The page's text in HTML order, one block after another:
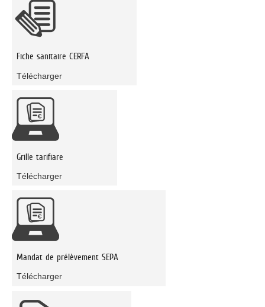
Fiche sanitaire CERFA
Télécharger
Grille tarifiare
Télécharger
Mandat de prélèvement SEPA
Télécharger